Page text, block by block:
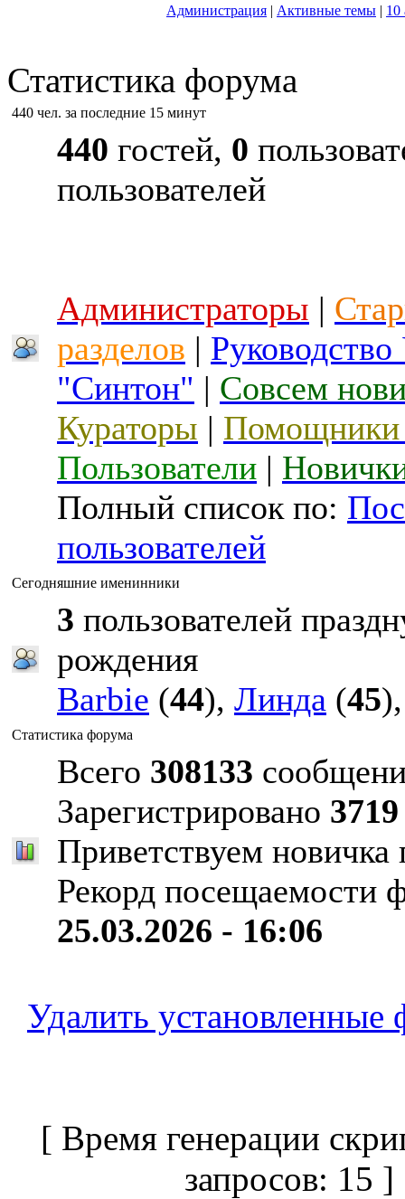
Администрация | Активные темы | 10
Статистика форума
440 чел. за последние 15 минут
440 гостей, 0
пользователей
Администраторы |
разделов |
"Синтон" | Совсем
Кураторы | Помощники
Пользователи |
Полный список по:
пользователей
Сегодняшние именинники
3 пользователей
рождения
Barbie (44), Линда (45
Статистика форума
Всего 308133
Зарегистрировано 3719
Приветствуем
Рекорд посещаемости
25.03.2026 - 16:06
Удалить
[ Время генерации
запросов: